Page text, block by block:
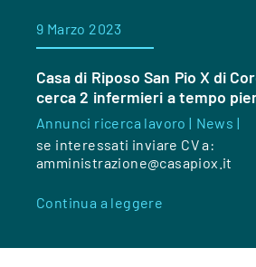
9 Marzo 2023
Casa di Riposo San Pio X di
cerca 2 infermieri a tempo
Annunci ricerca lavoro | News |
se interessati inviare CV a:
amministrazione@casapiox.it
Continua a leggere